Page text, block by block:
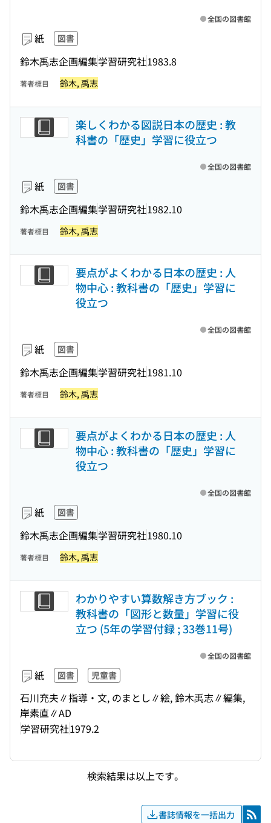
紙 図書
鈴木禹志企画編集学習研究社1983.8
全国の図書館
著者標目 鈴木, 禹志
楽しくわかる図説日本の歴史 : 教
科書の「歴史」学習に役立つ
紙 図書
鈴木禹志企画編集学習研究社1982.10
全国の図書館
著者標目 鈴木, 禹志
要点がよくわかる日本の歴史 : 人
物中心 : 教科書の「歴史」学習に
役立つ
紙 図書
鈴木禹志企画編集学習研究社1981.10
全国の図書館
著者標目 鈴木, 禹志
要点がよくわかる日本の歴史 : 人
物中心 : 教科書の「歴史」学習に
役立つ
紙 図書
鈴木禹志企画編集学習研究社1980.10
全国の図書館
著者標目 鈴木, 禹志
わかりやすい算数解き方ブック :
教科書の「図形と数量」学習に役
立つ (5年の学習付録 ; 33巻11号)
紙 図書 児童書
石川充夫∥指導・文, のまとし∥絵, 鈴木禹志∥編集,
岸素直∥AD
学習研究社1979.2
全国の図書館
検索結果は以上です。
書誌情報を一括出力